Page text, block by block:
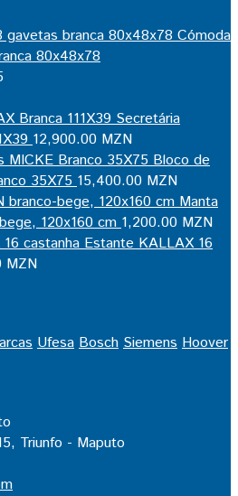
Cómoda
80x48x78
Secretária
12,900.00 MZN
Bloco de
35X75 15,400.00 MZN
Manta
120x160 cm 1,200.00 MZN
Estante KALLAX 16
MZN
Ufesa Bosch Siemens Hoover
Triunfo - Maputo